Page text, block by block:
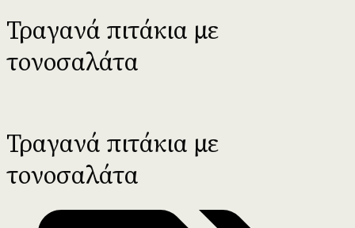
Τραγανά πιτάκια με
τονοσαλάτα
Τραγανά πιτάκια με
τονοσαλάτα